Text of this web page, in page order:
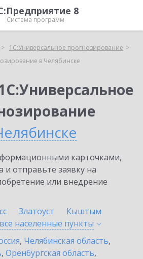
8
Система программ
1С:Универсальное прогнозирование
в Челябинске
карточками,
и отправьте заявку на
или внедрение
Златоуст
Кыштым
населенные пункты
, Челябинская область,
, Оренбургская область,